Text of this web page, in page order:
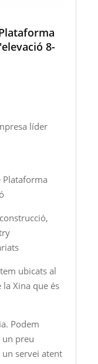
8-
líder
Plataforma
ubicats al
Xina que és
Podem
preu
servei atent